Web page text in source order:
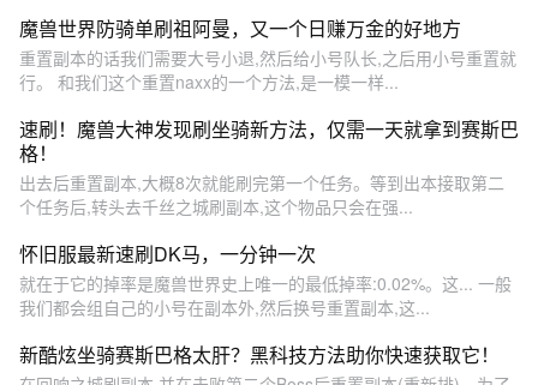
魔兽世界防骑单刷祖阿曼，又一个日赚万金的好地方
重置副本的话我们需要大号小退,然后给小号队长,之后用小号重置就
行。 和我们这个重置naxx的一个方法,是一模一样...
速刷！魔兽大神发现刷坐骑新方法，仅需一天就拿到赛斯巴
格！
出去后重置副本,大概8次就能刷完第一个任务。等到出本接取第二
个任务后,转头去千丝之城刷副本,这个物品只会在强...
怀旧服最新速刷DK马，一分钟一次
就在于它的掉率是魔兽世界史上唯一的最低掉率:0.02%。这... 一般
我们都会组自己的小号在副本外,然后换号重置副本,这...
新酷炫坐骑赛斯巴格太肝？黑科技方法助你快速获取它！